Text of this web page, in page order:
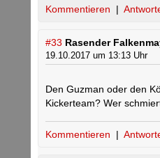
Kommentieren |
#33 Rasender
19.10.2017 um 13:13 Uhr
Den Guzman oder den
Kickerteam? Wer
Kommentieren |